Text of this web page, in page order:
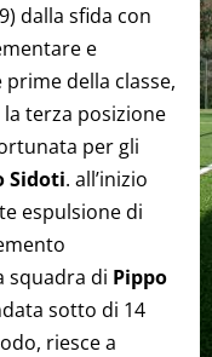
dalla sfida con
e
della classe,
terza posizione
per gli
Sidoti. all’inizio
espulsione di
squadra di Pippo
sotto di 14
riesce a